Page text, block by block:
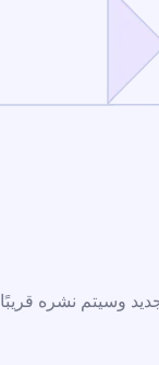
وسيتم نشره قريبًا